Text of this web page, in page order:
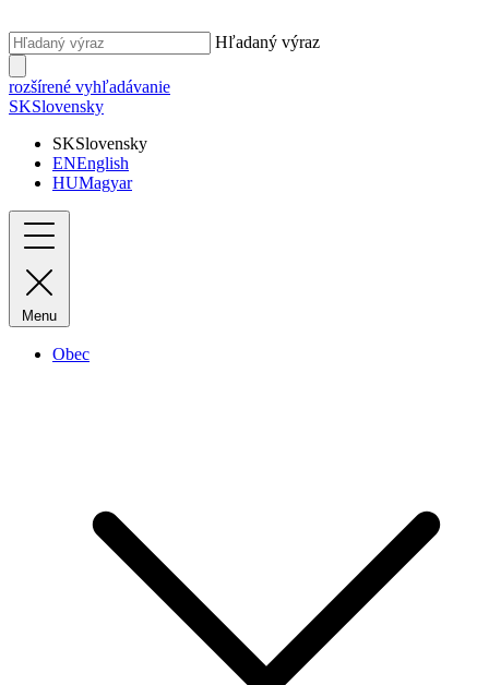
Hľadaný výraz
rozšírené vyhľadávanie
SKSlovensky
SKSlovensky
ENEnglish
HUMagyar
Menu
Obec